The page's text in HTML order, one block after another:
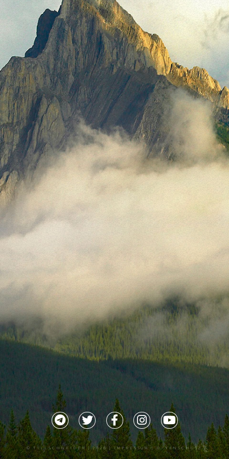
©TILLSCHNEIDER | 2026 |IMPRESSUM |DATENSCHUTZ